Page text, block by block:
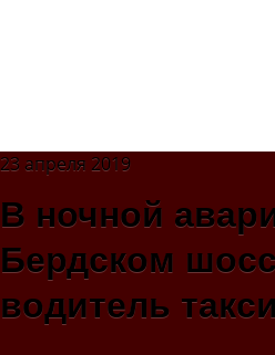
23 апреля 2019
В ночной
Бердском
водитель такси